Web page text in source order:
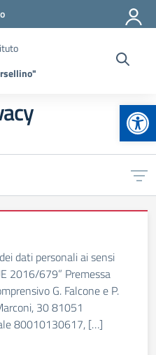
dati personali ai sensi
2016/679” Premessa
G. Falcone e P.
30 81051
80010130617, […]